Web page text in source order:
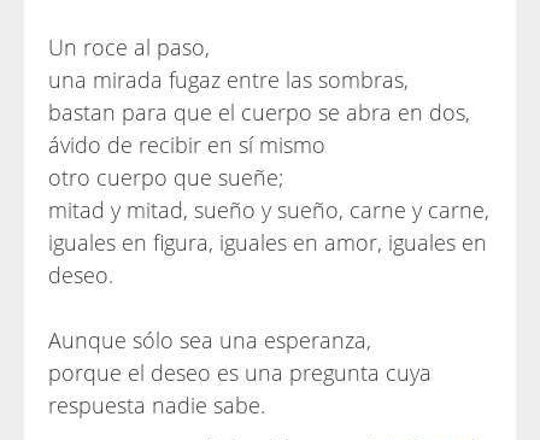
Un roce al paso,
una mirada fugaz entre las sombras,
bastan para que el cuerpo se abra en dos,
ávido de recibir en sí mismo
otro cuerpo que sueñe;
mitad y mitad, sueño y sueño, carne y carne,
iguales en figura, iguales en amor, iguales en
deseo.
Aunque sólo sea una esperanza,
porque el deseo es una pregunta cuya
respuesta nadie sabe.